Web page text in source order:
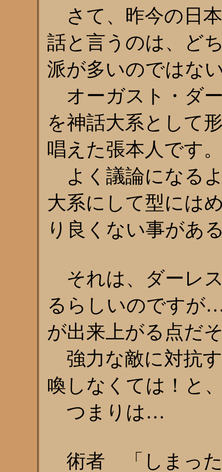
さて、昨今の日
話と言うのは、ど
派が多いのではな
オーガスト・ダ
を神話大系として
唱えた張本人です
よく議論になる
大系にして型には
り良くない事があ
それは、ダーレ
るらしいのですが
が出来上がる点だ
強力な敵に対抗
喚しなくては！と
つまりは…
術者 「しまった